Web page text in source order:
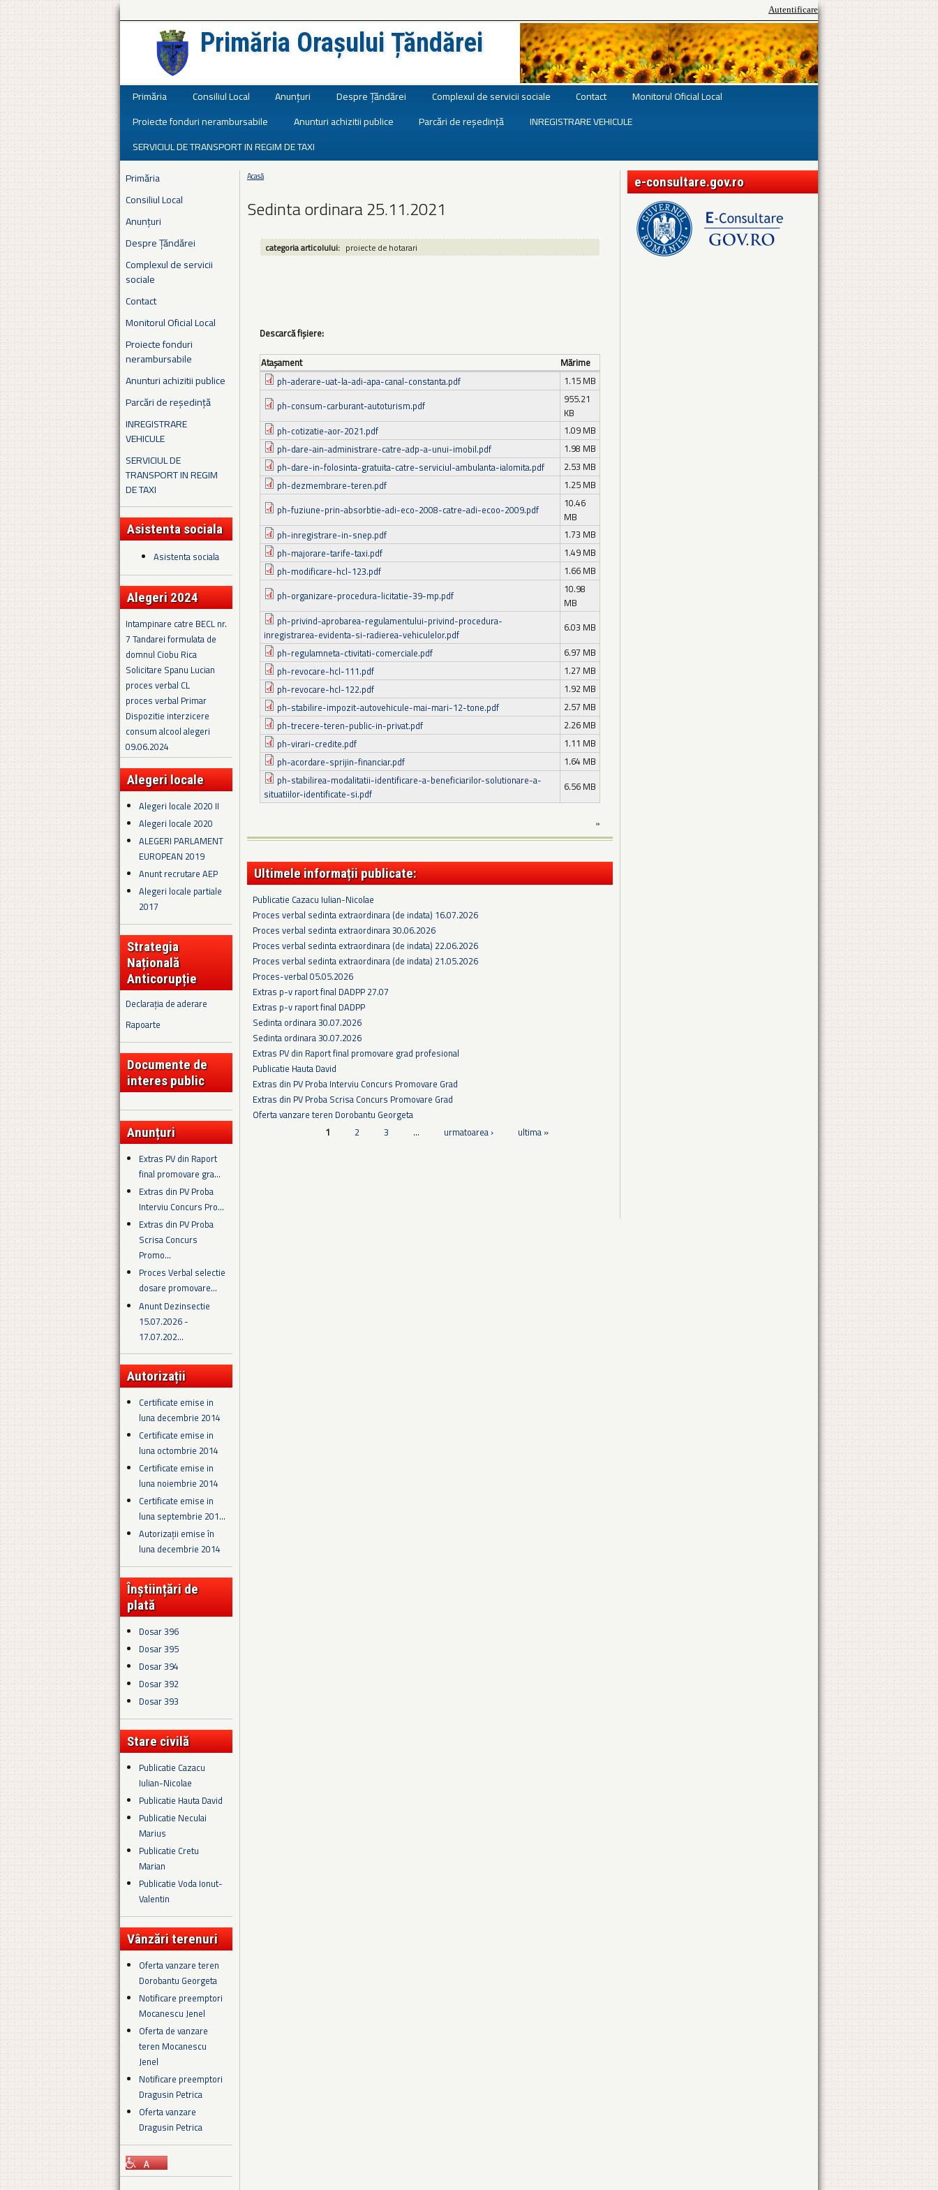
Autentificare
Primăria Orașului Țăndărei
Primăria Consiliul Local Anunțuri Despre Țăndărei Complexul de servicii sociale Contact
Monitorul Oficial Local
Proiecte fonduri nerambursabile
Anunturi achizitii publice Parcări de reședință
INREGISTRARE VEHICULE
SERVICIUL DE TRANSPORT IN REGIM DE TAXI
Primăria
Consiliul Local
Anunțuri
Despre Țăndărei
Complexul de servicii
sociale
Contact
Monitorul Oficial Local
Proiecte fonduri
nerambursabile
Anunturi achizitii publice
Parcări de reședință
INREGISTRARE
VEHICULE
SERVICIUL DE
TRANSPORT IN REGIM
DE TAXI
Asistenta sociala
Asistenta sociala
Alegeri 2024
Intampinare catre BECL nr.
7 Tandarei formulata de
domnul Ciobu Rica
Solicitare Spanu Lucian
proces verbal CL
proces verbal Primar
Dispozitie interzicere
consum alcool alegeri
09.06.2024
Alegeri locale
Alegeri locale 2020 II
Alegeri locale 2020
ALEGERI PARLAMENT
EUROPEAN 2019
Anunt recrutare AEP
Alegeri locale partiale
2017
Strategia
Națională
Anticorupție
Declarația de aderare
Rapoarte
Documente de
interes public
Anunțuri
Extras PV din Raport
final promovare gra...
Extras din PV Proba
Interviu Concurs Pro...
Extras din PV Proba
Scrisa Concurs
Promo...
Proces Verbal selectie
dosare promovare...
Anunt Dezinsectie
15.07.2026 -
17.07.202...
Autorizații
Certificate emise in
luna decembrie 2014
Certificate emise in
luna octombrie 2014
Certificate emise in
luna noiembrie 2014
Certificate emise in
luna septembrie 201...
Autorizații emise în
luna decembrie 2014
Înștiințări de
plată
Dosar 396
Dosar 395
Dosar 394
Dosar 392
Dosar 393
Stare civilă
Publicatie Cazacu
Iulian-Nicolae
Publicatie Hauta David
Publicatie Neculai
Marius
Publicatie Cretu
Marian
Publicatie Voda Ionut-
Valentin
Vânzări terenuri
Oferta vanzare teren
Dorobantu Georgeta
Notificare preemptori
Mocanescu Jenel
Oferta de vanzare
teren Mocanescu
Jenel
Notificare preemptori
Dragusin Petrica
Oferta vanzare
Dragusin Petrica
Eşti aici
Acasă
Sedinta ordinara 25.11.2021
categoria articolului: proiecte de hotarari
Descarcă fișiere:
Ataşament
Mărime
ph-aderare-uat-la-adi-apa-canal-constanta.pdf
1.15 MB
ph-consum-carburant-autoturism.pdf
955.21
KB
ph-cotizatie-aor-2021.pdf
1.09 MB
ph-dare-ain-administrare-catre-adp-a-unui-imobil.pdf
1.98 MB
ph-dare-in-folosinta-gratuita-catre-serviciul-ambulanta-ialomita.pdf
2.53 MB
ph-dezmembrare-teren.pdf
1.25 MB
ph-fuziune-prin-absorbtie-adi-eco-2008-catre-adi-ecoo-2009.pdf
10.46
MB
ph-inregistrare-in-snep.pdf
1.73 MB
ph-majorare-tarife-taxi.pdf
1.49 MB
ph-modificare-hcl-123.pdf
1.66 MB
ph-organizare-procedura-licitatie-39-mp.pdf
10.98
MB
ph-privind-aprobarea-regulamentului-privind-procedura-
inregistrarea-evidenta-si-radierea-vehiculelor.pdf
6.03 MB
ph-regulamneta-ctivitati-comerciale.pdf
6.97 MB
ph-revocare-hcl-111.pdf
1.27 MB
ph-revocare-hcl-122.pdf
1.92 MB
ph-stabilire-impozit-autovehicule-mai-mari-12-tone.pdf
2.57 MB
ph-trecere-teren-public-in-privat.pdf
2.26 MB
ph-virari-credite.pdf
1.11 MB
ph-acordare-sprijin-financiar.pdf
1.64 MB
ph-stabilirea-modalitatii-identificare-a-beneficiarilor-solutionare-a-
situatiilor-identificate-si.pdf
6.56 MB
»
Ultimele informații publicate:
Publicatie Cazacu Iulian-Nicolae
Proces verbal sedinta extraordinara (de indata) 16.07.2026
Proces verbal sedinta extraordinara 30.06.2026
Proces verbal sedinta extraordinara (de indata) 22.06.2026
Proces verbal sedinta extraordinara (de indata) 21.05.2026
Proces-verbal 05.05.2026
Extras p-v raport final DADPP 27.07
Extras p-v raport final DADPP
Sedinta ordinara 30.07.2026
Sedinta ordinara 30.07.2026
Extras PV din Raport final promovare grad profesional
Publicatie Hauta David
Extras din PV Proba Interviu Concurs Promovare Grad
Extras din PV Proba Scrisa Concurs Promovare Grad
Oferta vanzare teren Dorobantu Georgeta
1 2 3 … urmatoarea › ultima »
e-consultare.gov.ro